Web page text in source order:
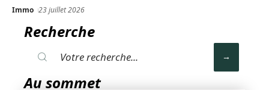
Immo 23 juillet 2026
Recherche
Au sommet